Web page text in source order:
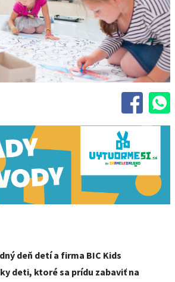
deň detí a firma BIC Kids
deti, ktoré sa prídu zabaviť na